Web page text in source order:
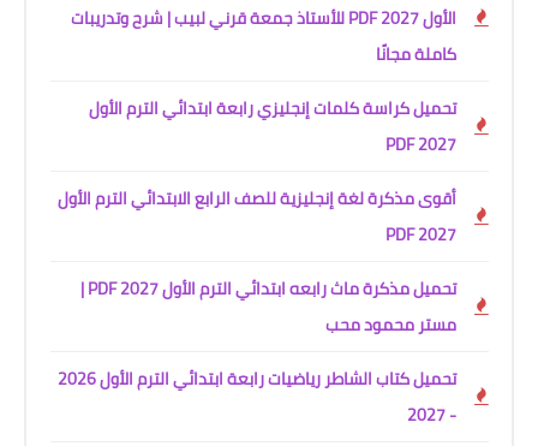
الأول 2027 PDF للأستاذ جمعة قرني لبيب | شرح وتدريبات
كاملة مجانًا
تحميل كراسة كلمات إنجليزي رابعة ابتدائي الترم الأول
2027 PDF
أقوى مذكرة لغة إنجليزية للصف الرابع الابتدائي الترم الأول
2027 PDF
تحميل مذكرة ماث رابعه ابتدائي الترم الأول 2027 PDF |
مستر محمود محب
تحميل كتاب الشاطر رياضيات رابعة ابتدائي الترم الأول 2026
- 2027